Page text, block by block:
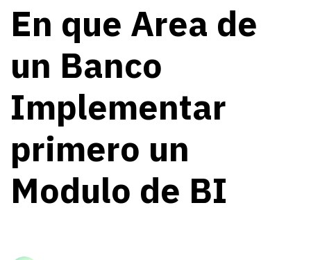
En que Area de
un Banco
Implementar
primero un
Modulo de BI